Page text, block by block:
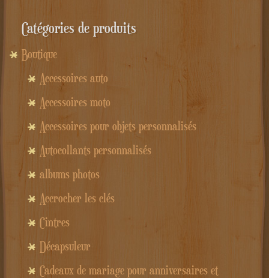
Catégories de produits
Boutique
Accessoires auto
Accessoires moto
Accessoires pour objets personnalisés
Autocollants personnalisés
albums photos
Accrocher les clés
Cintres
Décapsuleur
Cadeaux de mariage pour anniversaires et